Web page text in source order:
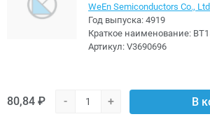
WeEn Semiconductors Co.,
Год выпуска: 4919
Краткое наименование:
Артикул: V3690696
80,84 ₽ - + В